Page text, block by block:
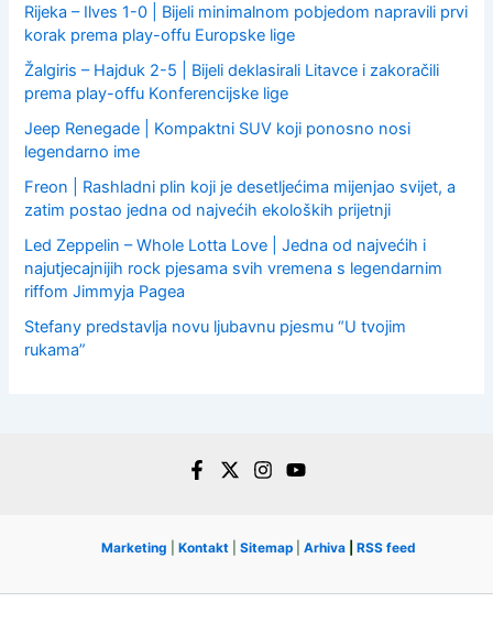
Rijeka – Ilves 1-0 | Bijeli minimalnom pobjedom napravili prvi
korak prema play-offu Europske lige
Žalgiris – Hajduk 2-5 | Bijeli deklasirali Litavce i zakoračili
prema play-offu Konferencijske lige
Jeep Renegade | Kompaktni SUV koji ponosno nosi
legendarno ime
Freon | Rashladni plin koji je desetljećima mijenjao svijet, a
zatim postao jedna od najvećih ekoloških prijetnji
Led Zeppelin – Whole Lotta Love | Jedna od najvećih i
najutjecajnijih rock pjesama svih vremena s legendarnim
riffom Jimmyja Pagea
Stefany predstavlja novu ljubavnu pjesmu “U tvojim
rukama”
Marketing Kontakt Sitemap Arhiva RSS feed